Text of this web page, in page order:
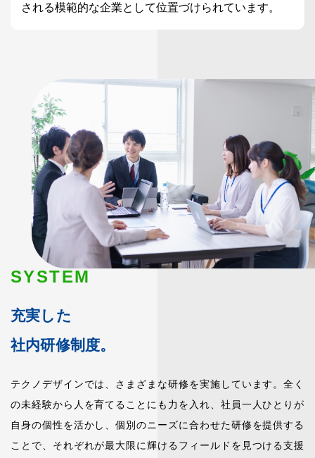
される模範的な企業として位置づけられています。
SYSTEM
充実した
社内研修制度。
テクノデザインでは、さまざまな研修を実施しています。全く
の未経験から人を育てることにも力を入れ、社員一人ひとりが
自身の個性を活かし、個別のニーズに合わせた研修を提供する
ことで、それぞれが最大限に輝けるフィールドを見つける支援